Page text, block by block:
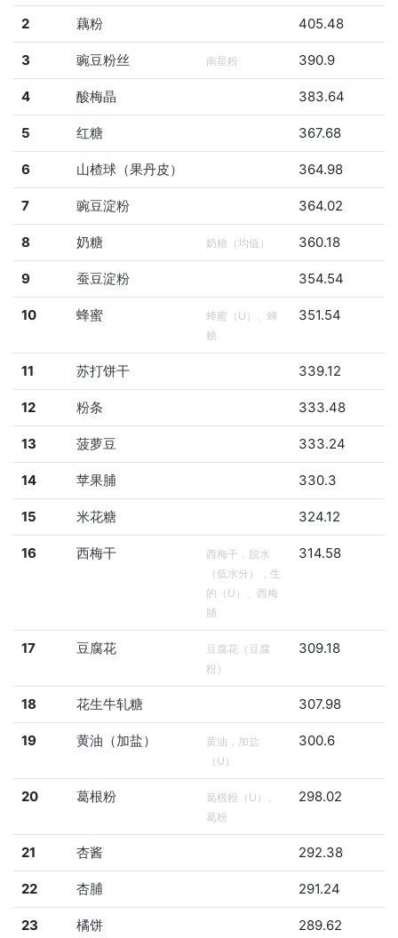
2 藕粉 405.48
3 豌豆粉丝 南星粉 390.9
4 酸梅晶 383.64
5 红糖 367.68
6 山楂球（果丹皮） 364.98
7 豌豆淀粉 364.02
8 奶糖 奶糖（均值） 360.18
9 蚕豆淀粉 354.54
10 蜂蜜
蜂蜜（U）、蜂
糖
351.54
11 苏打饼干 339.12
12 粉条 333.48
13 菠萝豆 333.24
14 苹果脯 330.3
15 米花糖 324.12
16 西梅干
西梅干，脱水
（低水分），生
的（U）、西梅
脯
314.58
17 豆腐花
豆腐花（豆腐
粉）
309.18
18 花生牛轧糖 307.98
19 黄油（加盐）
黄油，加盐
（U）
300.6
20 葛根粉
葛根粉（U）、
葛粉
298.02
21 杏酱 292.38
22 杏脯 291.24
23 橘饼 289.62